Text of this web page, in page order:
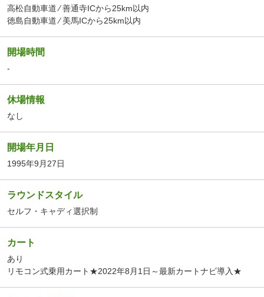
高松自動車道 ⁄ 善通寺ICから25km以内
徳島自動車道 ⁄ 美馬ICから25km以内
開場時間
-
休場情報
なし
開場年月日
1995年9月27日
ラウンドスタイル
セルフ・キャディ選択制
カート
あり
リモコン式乗用カート★2022年8月1日～最新カートナビ導入★